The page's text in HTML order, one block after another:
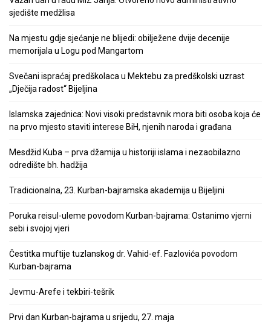
sjedište medžlisa
Na mjestu gdje sjećanje ne blijedi: obilježene dvije decenije
memorijala u Logu pod Mangartom
Svečani ispraćaj predškolaca u Mektebu za predškolski uzrast
„Dječija radost“ Bijeljina
Islamska zajednica: Novi visoki predstavnik mora biti osoba koja će
na prvo mjesto staviti interese BiH, njenih naroda i građana
Mesdžid Kuba – prva džamija u historiji islama i nezaobilazno
odredište bh. hadžija
Tradicionalna, 23. Kurban-bajramska akademija u Bijeljini
Poruka reisul-uleme povodom Kurban-bajrama: Ostanimo vjerni
sebi i svojoj vjeri
Čestitka muftije tuzlanskog dr. Vahid-ef. Fazlovića povodom
Kurban-bajrama
Jevmu-Arefe i tekbiri-tešrik
Prvi dan Kurban-bajrama u srijedu, 27. maja